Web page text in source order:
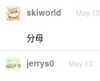
skiworld May 13
分母
jerrys0 May 13